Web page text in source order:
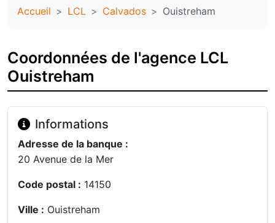
Accueil LCL Calvados Ouistreham
Coordonnées de l'agence LCL
Ouistreham
Informations
Adresse de la banque :
20 Avenue de la Mer
Code postal : 14150
Ville : Ouistreham